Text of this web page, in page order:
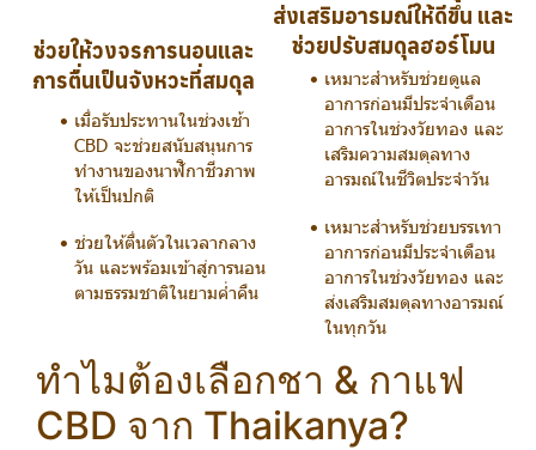
ช่วยให้วงจรการนอนและ
การตื่นเป็นจังหวะที่สมดุล
เมื่อรับประทานในช่วงเช้า
CBD จะช่วยสนับสนุนการ
ทำงานของนาฬิกาชีวภาพ
ให้เป็นปกติ
ช่วยให้ตื่นตัวในเวลากลาง
วัน และพร้อมเข้าสู่การนอน
ตามธรรมชาติในยามค่ำคืน
ส่งเสริมอารมณ์ให้ดีขึ้น และ
ช่วยปรับสมดุลฮอร์โมน
เหมาะสำหรับช่วยดูแล
อาการก่อนมีประจำเดือน
อาการในช่วงวัยทอง และ
เสริมความสมดุลทาง
อารมณ์ในชีวิตประจำวัน
เหมาะสำหรับช่วยบรรเทา
อาการก่อนมีประจำเดือน
อาการในช่วงวัยทอง และ
ส่งเสริมสมดุลทางอารมณ์
ในทุกวัน
ทำไมต้องเลือกชา & กาแฟ
CBD จาก Thaikanya?